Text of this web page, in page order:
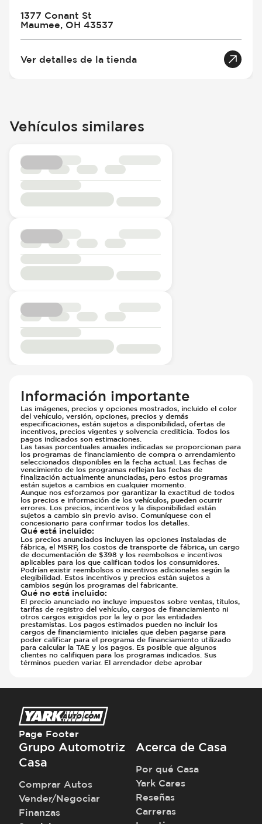
1377 Conant St
Maumee, OH 43537
Ver detalles de la tienda
Vehículos similares
Información importante
Las imágenes, precios y opciones mostrados, incluido el color
del vehículo, versión, opciones, precios y demás
especificaciones, están sujetos a disponibilidad, ofertas de
incentivos, precios vigentes y solvencia crediticia. Todos los
pagos indicados son estimaciones.
Las tasas porcentuales anuales indicadas se proporcionan para
los programas de financiamiento de compra o arrendamiento
seleccionados disponibles en la fecha actual. Las fechas de
vencimiento de los programas reflejan las fechas de
finalización actualmente anunciadas, pero estos programas
están sujetos a cambios en cualquier momento.
Aunque nos esforzamos por garantizar la exactitud de todos
los precios e información de los vehículos, pueden ocurrir
errores. Los precios, incentivos y la disponibilidad están
sujetos a cambio sin previo aviso. Comuníquese con el
concesionario para confirmar todos los detalles.
Qué está incluido:
Los precios anunciados incluyen las opciones instaladas de
fábrica, el MSRP, los costos de transporte de fábrica, un cargo
de documentación de $398 y los reembolsos e incentivos
aplicables para los que califican todos los consumidores.
Podrían existir reembolsos o incentivos adicionales según la
elegibilidad. Estos incentivos y precios están sujetos a
cambios según los programas del fabricante.
Qué no está incluido:
El precio anunciado no incluye impuestos sobre ventas, títulos,
tarifas de registro del vehículo, cargos de financiamiento ni
otros cargos exigidos por la ley o por las entidades
prestamistas. Los pagos estimados pueden no incluir los
cargos de financiamiento iniciales que deben pagarse para
poder calificar para el programa de financiamiento utilizado
para calcular la TAE y los pagos. Es posible que algunos
clientes no califiquen para los programas indicados. Sus
términos pueden variar. El arrendador debe aprobar
Page Footer
Grupo Automotriz
Casa
Comprar Autos
Vender/Negociar
Finanzas
Acerca de Casa
Por qué Casa
Yark Cares
Reseñas
Carreras